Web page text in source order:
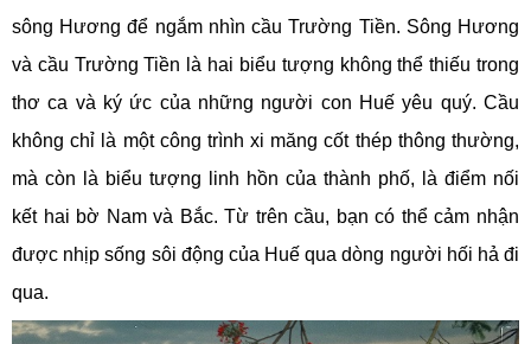
sông Hương để ngắm nhìn cầu Trường Tiền. Sông Hương
và cầu Trường Tiền là hai biểu tượng không thể thiếu trong
thơ ca và ký ức của những người con Huế yêu quý. Cầu
không chỉ là một công trình xi măng cốt thép thông thường,
mà còn là biểu tượng linh hồn của thành phố, là điểm nối
kết hai bờ Nam và Bắc. Từ trên cầu, bạn có thể cảm nhận
được nhịp sống sôi động của Huế qua dòng người hối hả đi
qua.